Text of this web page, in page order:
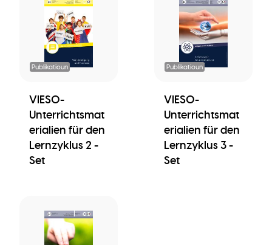
Publikatioun
VIESO-
Unterrichtsmat
erialien für den
Lernzyklus 2 -
Set
Publikatioun
VIESO-
Unterrichtsmat
erialien für den
Lernzyklus 3 -
Set